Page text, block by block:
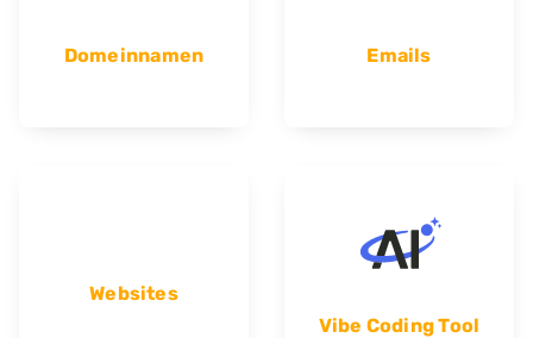
Domeinnamen Emails
Websites
Vibe Coding Tool